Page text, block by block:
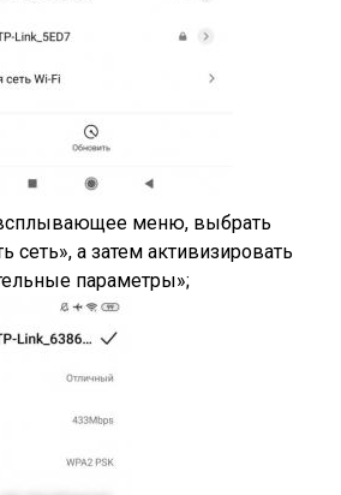
меню, выбрать
а затем активизировать
параметры»;